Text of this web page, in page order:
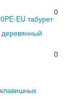
0
деревянный
0